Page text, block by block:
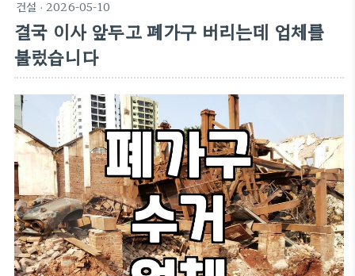
건설 · 2026-05-10
결국 이사 앞두고 폐가구 버리는데 업체를
불렀습니다